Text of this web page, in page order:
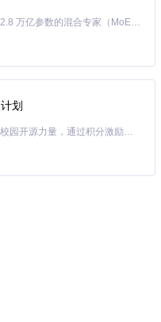
化并启动 DroidBot 的测试过
器。
Kimi K3 是Kimi能力最强的模型：这是一个拥有 2.8 万亿参数的混合专家（MoE）模型，具备原生视觉理解能力，并支持 100 万 token 的上下文窗口。
划
「源启盛夏」暑期校园开发者成长计划旨在激活校园开源力量，通过积分激励、认证扶持、资源倾斜等形式，引导高校组织和开发者完成「入驻 — 建项目 — 做贡献 — 获认证 — 得资源」的完整闭环。无论你是想带领社团入驻平台的组织者，还是希望用代码贡献证明自己的开发者，都能在这里找到属于你的成长路径。